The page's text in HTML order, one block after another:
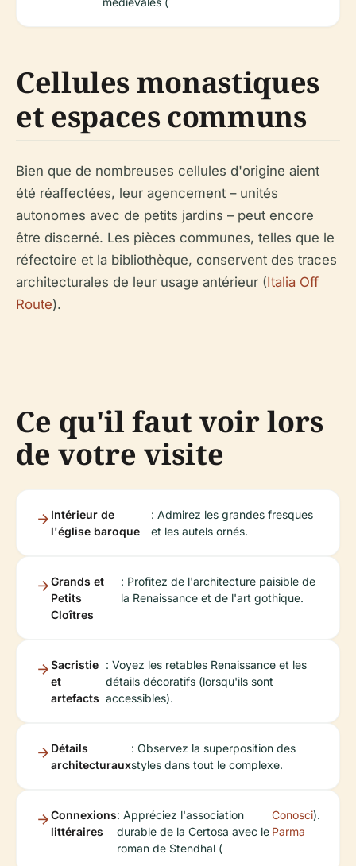
Cellules monastiques
et espaces communs
Bien que de nombreuses cellules d'origine aient
été réaffectées, leur agencement – unités
autonomes avec de petits jardins – peut encore
être discerné. Les pièces communes, telles que le
réfectoire et la bibliothèque, conservent des traces
architecturales de leur usage antérieur (Italia Off
Route).
Ce qu'il faut voir lors
de votre visite
Intérieur de
l'église baroque
: Admirez les grandes fresques
et les autels ornés.
Grands et
Petits
Cloîtres
: Profitez de l'architecture paisible de
la Renaissance et de l'art gothique.
Sacristie
et
artefacts
: Voyez les retables Renaissance et les
détails décoratifs (lorsqu'ils sont
accessibles).
Détails
architecturaux
: Observez la superposition des
styles dans tout le complexe.
Connexions
littéraires
: Appréciez l'association
durable de la Certosa avec le
roman de Stendhal (
Conosci
Parma
).